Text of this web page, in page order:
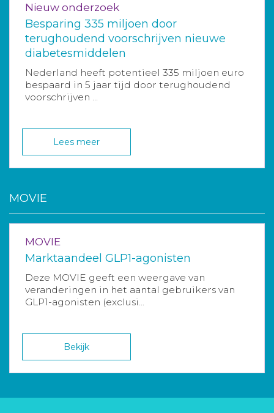
Nieuw onderzoek
Besparing 335 miljoen door
terughoudend voorschrijven nieuwe
diabetesmiddelen
Nederland heeft potentieel 335 miljoen euro
bespaard in 5 jaar tijd door terughoudend
voorschrijven ...
Lees meer
MOVIE
MOVIE
Marktaandeel GLP1-agonisten
Deze MOVIE geeft een weergave van
veranderingen in het aantal gebruikers van
GLP1-agonisten (exclusi...
Bekijk